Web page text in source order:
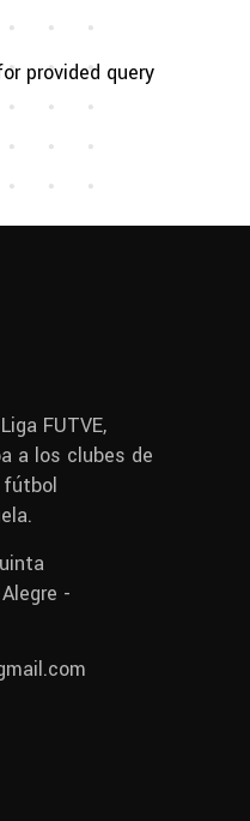
provided query
FUTVE,
a los clubes de
fútbol
-